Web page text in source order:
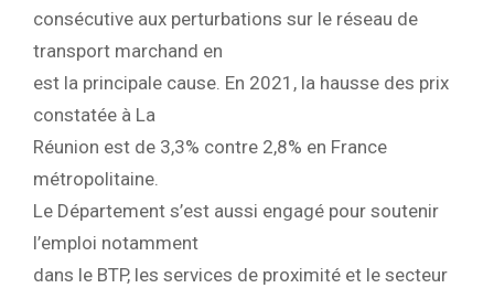
consécutive aux perturbations sur le réseau de
transport marchand en
est la principale cause. En 2021, la hausse des prix
constatée à La
Réunion est de 3,3% contre 2,8% en France
métropolitaine.
Le Département s’est aussi engagé pour soutenir
l’emploi notamment
dans le BTP, les services de proximité et le secteur